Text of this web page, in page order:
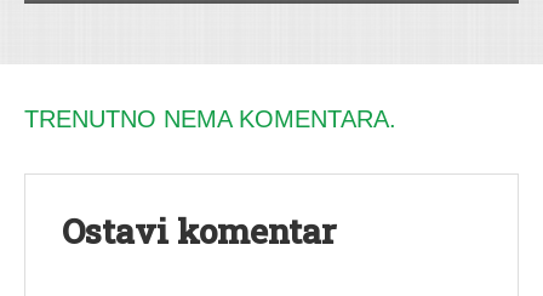
TRENUTNO NEMA KOMENTARA.
Ostavi komentar